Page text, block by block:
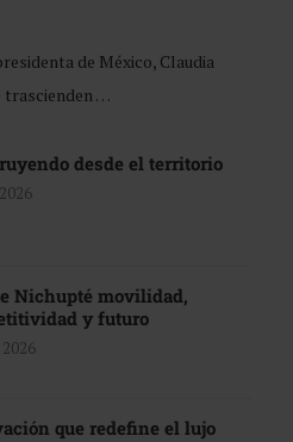
de México, Claudia
trascienden …
desde el territorio
Nichupté movilidad,
y futuro
que redefine el lujo